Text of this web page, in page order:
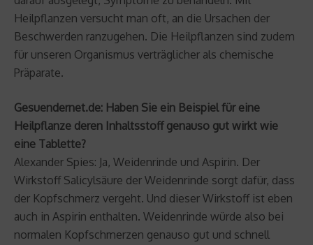
Heilpflanzen versucht man oft, an die Ursachen der
Beschwerden ranzugehen. Die Heilpflanzen sind zudem
für unseren Organismus verträglicher als chemische
Präparate.
Gesuendernet.de: Haben Sie ein Beispiel für eine
Heilpflanze deren Inhaltsstoff genauso gut wirkt wie
eine Tablette?
Alexander Spies: Ja, Weidenrinde und Aspirin. Der
Wirkstoff Salicylsäure der Weidenrinde sorgt dafür, dass
der Kopfschmerz vergeht. Und dieser Wirkstoff ist eben
auch in Aspirin enthalten. Weidenrinde würde also bei
normalen Kopfschmerzen genauso gut und schnell